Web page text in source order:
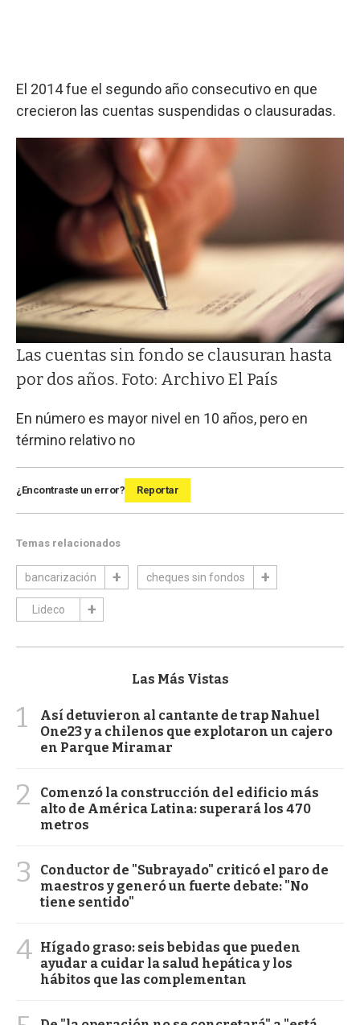
El 2014 fue el segundo año consecutivo en que
crecieron las cuentas suspendidas o clausuradas.
Las cuentas sin fondo se clausuran hasta
por dos años. Foto: Archivo El País
En número es mayor nivel en 10 años, pero en
término relativo no
¿Encontraste un error? Reportar
Temas relacionados
bancarización cheques sin fondos
Lideco
Las Más Vistas
1
Así detuvieron al cantante de trap Nahuel
One23 y a chilenos que explotaron un cajero
en Parque Miramar
2
Comenzó la construcción del edificio más
alto de América Latina: superará los 470
metros
3
Conductor de "Subrayado" criticó el paro de
maestros y generó un fuerte debate: "No
tiene sentido"
4 Hígado graso: seis bebidas que pueden
ayudar a cuidar la salud hepática y los
hábitos que las complementan